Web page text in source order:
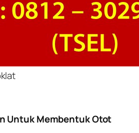
Untuk Membentuk Otot